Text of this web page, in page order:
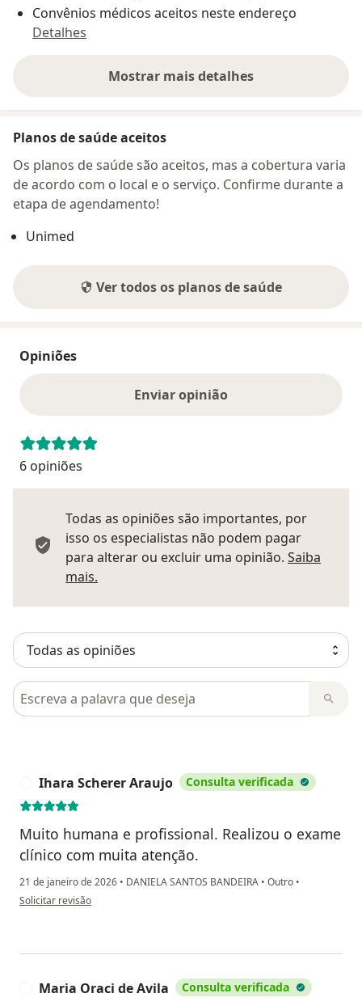
Convênios médicos aceitos neste endereço
Detalhes
Mostrar mais detalhes
sobre o endereço
Planos de saúde aceitos
Os planos de saúde são aceitos, mas a cobertura varia
de acordo com o local e o serviço. Confirme durante a
etapa de agendamento!
Unimed
Ver todos os planos de saúde
Opiniões
Enviar opinião
6 opiniões
Todas as opiniões são importantes, por
isso os especialistas não podem pagar
para alterar ou excluir uma opinião. Saiba
mais.
Pesquisar em opiniões
Ihara Scherer Araujo Consulta verificada
Muito humana e profissional. Realizou o exame
clínico com muita atenção.
21 de janeiro de 2026 • DANIELA SANTOS BANDEIRA • Outro •
na opinião do utilizador Ihara Scherer Araujo
Solicitar revisão
Maria Oraci de Avila Consulta verificada